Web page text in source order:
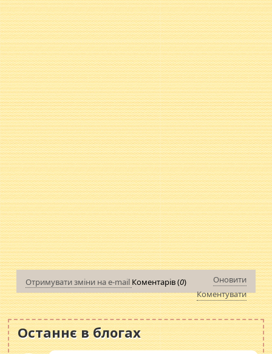
Отримувати зміни на e-mail Коментарів (0)
Оновити
Коментувати
Останнє в блогах